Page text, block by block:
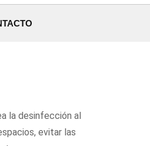
la desinfección al
evitar las